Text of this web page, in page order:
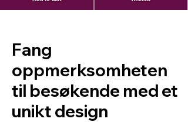
Fang
oppmerksomheten
til besøkende med et
unikt design